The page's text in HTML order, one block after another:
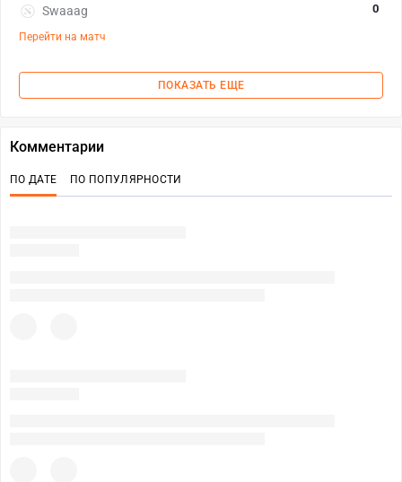
Swaaag
0
Перейти на матч
ПОКАЗАТЬ ЕЩЕ
Комментарии
ПО ДАТЕ ПО ПОПУЛЯРНОСТИ